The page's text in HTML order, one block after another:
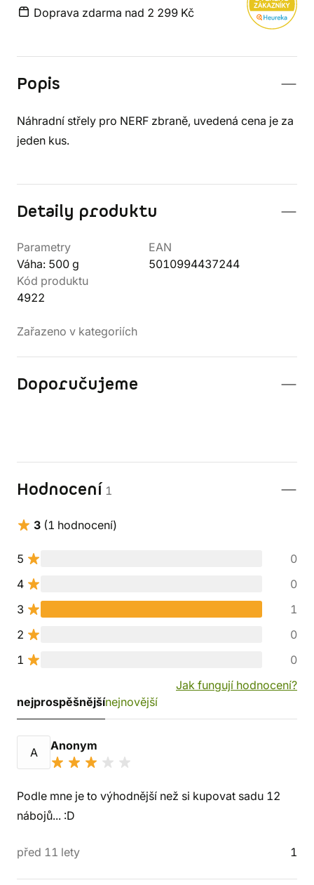
Doprava zdarma nad 2 299 Kč
Popis
Náhradní střely pro NERF zbraně, uvedená cena je za
jeden kus.
Detaily produktu
Parametry
Váha: 500 g
EAN
5010994437244
Kód produktu
4922
Zařazeno v kategoriích
Doporučujeme
Hodnocení 1
3 (1 hodnocení)
5
0
4
0
3
1
2
0
1
0
Jak fungují hodnocení?
nejprospěšnějšínejnovější
A Anonym
Podle mne je to výhodnější než si kupovat sadu 12
nábojů... :D
před 11 lety 1